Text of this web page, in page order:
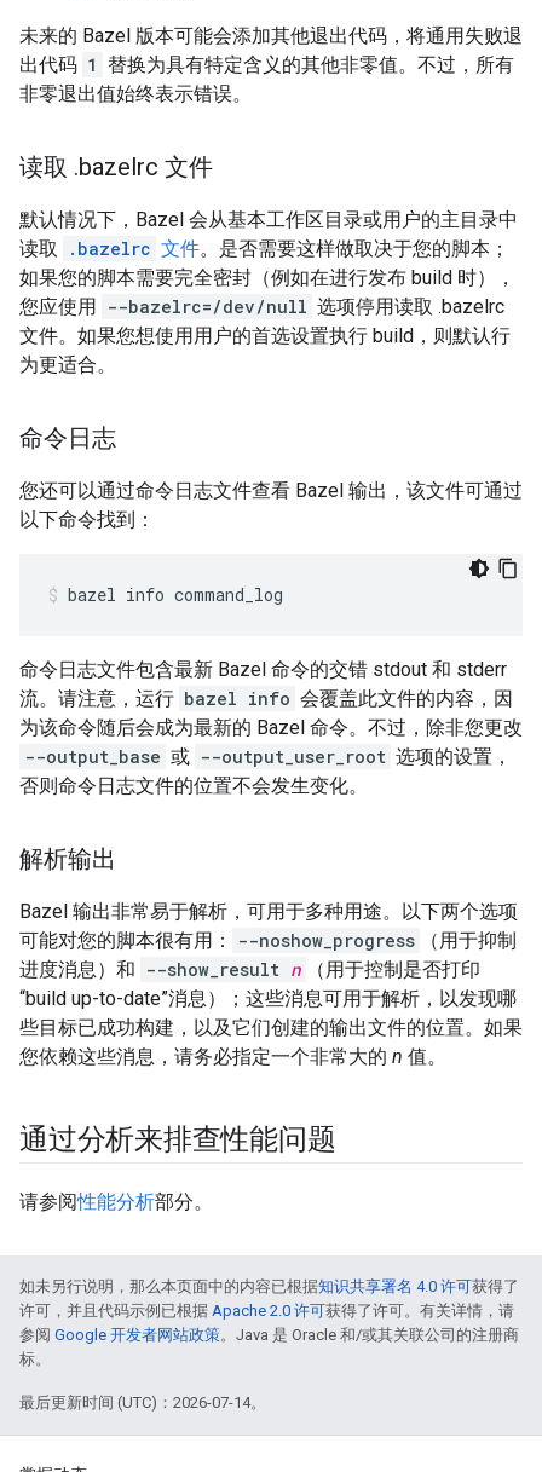
未来的 Bazel 版本可能会添加其他退出代码，将通用失败退
出代码 1
替换为具有特定含义的其他非零值。不过，所有
非零退出值始终表示错误。
读取 .bazelrc 文件
默认情况下，Bazel 会从基本工作区目录或用户的主目录中
读取
.bazelrc 文件。是否需要这样做取决于您的脚本；
如果您的脚本需要完全密封（例如在进行发布 build 时），
您应使用 --bazelrc=/dev/null 选项停用读取 .bazelrc
文件。如果您想使用用户的首选设置执行 build，则默认行
为更适合。
命令日志
您还可以通过命令日志文件查看 Bazel 输出，该文件可通过
以下命令找到：
bazel info command_log
命令日志文件包含最新 Bazel 命令的交错 stdout 和 stderr
流。请注意，运行 bazel info 会覆盖此文件的内容，因
为该命令随后会成为最新的 Bazel 命令。不过，除非您更改
--output_base 或 --output_user_root 选项的设置，
否则命令日志文件的位置不会发生变化。
解析输出
Bazel 输出非常易于解析，可用于多种用途。以下两个选项
可能对您的脚本很有用：
--noshow_progress
（用于抑制
进度消息）和 --show_result n
（用于控制是否打印
“build up-to-date”消息）；这些消息可用于解析，以发现哪
些目标已成功构建，以及它们创建的输出文件的位置。如果
您依赖这些消息，请务必指定一个非常大的 n 值。
通过分析来排查性能问题
请参阅性能分析部分。
如未另行说明，那么本页面中的内容已根据知识共享署名 4.0 许可获得了
许可，并且代码示例已根据 Apache 2.0 许可获得了许可。有关详情，请
参阅 Google 开发者网站政策。Java 是 Oracle 和/或其关联公司的注册商
标。
最后更新时间 (UTC)：2026-07-14。